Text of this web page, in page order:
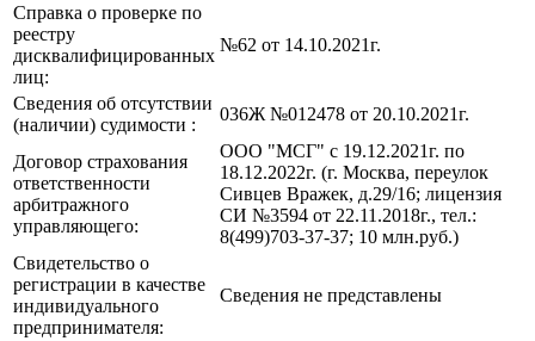
Справка о проверке по
реестру
дисквалифицированных
лиц:
№62 от 14.10.2021г.
Сведения об отсутствии
(наличии) судимости :
036Ж №012478 от 20.10.2021г.
Договор страхования
ответственности
арбитражного
управляющего:
ООО "МСГ" с 19.12.2021г. по
18.12.2022г. (г. Москва, переулок
Сивцев Вражек, д.29/16; лицензия
СИ №3594 от 22.11.2018г., тел.:
8(499)703-37-37; 10 млн.руб.)
Свидетельство о
регистрации в качестве
индивидуального
предпринимателя:
Сведения не представлены